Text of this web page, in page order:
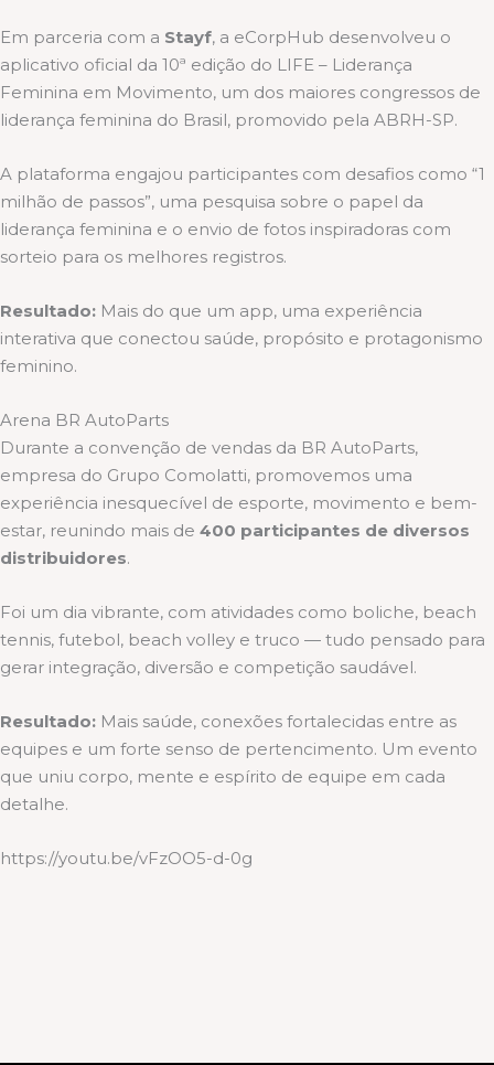
Em parceria com a Stayf, a eCorpHub desenvolveu o
aplicativo oficial da 10ª edição do LIFE – Liderança
Feminina em Movimento, um dos maiores congressos de
liderança feminina do Brasil, promovido pela ABRH-SP.
A plataforma engajou participantes com desafios como “1
milhão de passos”, uma pesquisa sobre o papel da
liderança feminina e o envio de fotos inspiradoras com
sorteio para os melhores registros.
Resultado: Mais do que um app, uma experiência
interativa que conectou saúde, propósito e protagonismo
feminino.
Arena BR AutoParts
Durante a convenção de vendas da BR AutoParts,
empresa do Grupo Comolatti, promovemos uma
experiência inesquecível de esporte, movimento e bem-
estar, reunindo mais de 400 participantes de diversos
distribuidores.
Foi um dia vibrante, com atividades como boliche, beach
tennis, futebol, beach volley e truco — tudo pensado para
gerar integração, diversão e competição saudável.
Resultado: Mais saúde, conexões fortalecidas entre as
equipes e um forte senso de pertencimento. Um evento
que uniu corpo, mente e espírito de equipe em cada
detalhe.
https://youtu.be/vFzOO5-d-0g